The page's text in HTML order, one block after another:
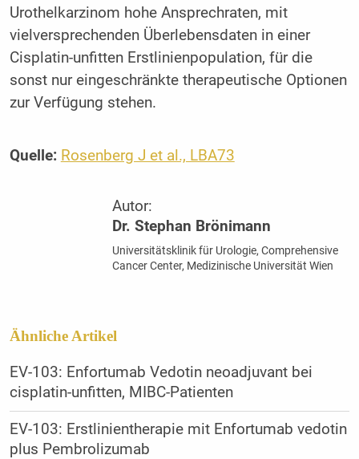
Urothelkarzinom hohe Ansprechraten, mit
vielversprechenden Überlebensdaten in einer
Cisplatin-unfitten Erstlinienpopulation, für die
sonst nur eingeschränkte therapeutische Optionen
zur Verfügung stehen.
Quelle: Rosenberg J et al., LBA73
Autor:
Dr. Stephan Brönimann
Universitätsklinik für Urologie, Comprehensive
Cancer Center, Medizinische Universität Wien
Ähnliche Artikel
EV-103: Enfortumab Vedotin neoadjuvant bei
cisplatin-unfitten, MIBC-Patienten
EV-103: Erstlinien­therapie mit Enfortumab vedotin
plus Pembrolizumab